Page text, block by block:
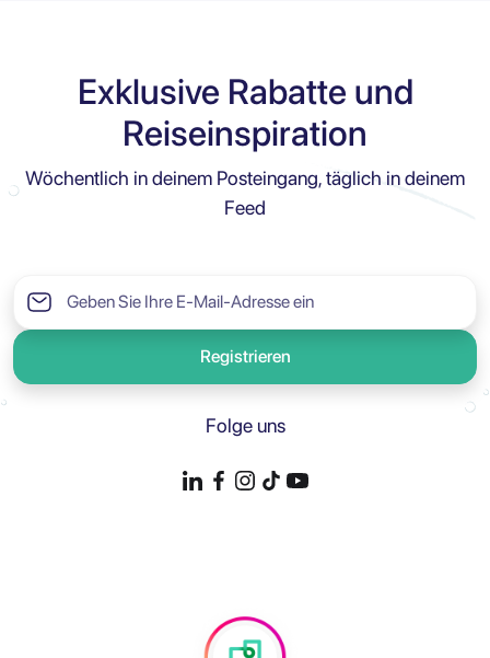
Exklusive Rabatte und
Reiseinspiration
Wöchentlich in deinem Posteingang, täglich in deinem
Feed
Registrieren
Folge uns